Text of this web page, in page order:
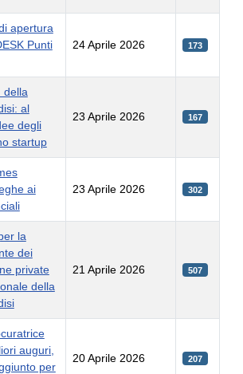
apertura
Punti
24 Aprile 2026 173
della
al
degli
startup
23 Aprile 2026 167
ai
23 Aprile 2026 302
la
dei
private
della
21 Aprile 2026 507
auguri,
per
20 Aprile 2026 207